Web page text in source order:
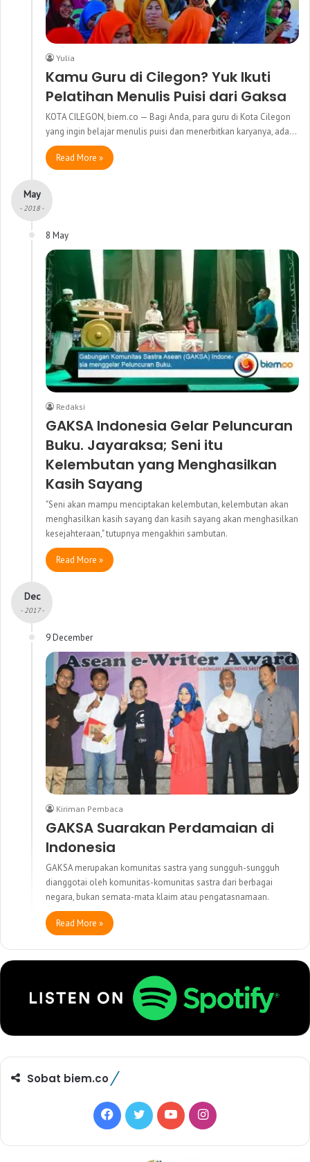
Yulia
Kamu Guru di Cilegon? Yuk Ikuti
Pelatihan Menulis Puisi dari Gaksa
KOTA CILEGON, biem.co — Bagi Anda, para guru di Kota Cilegon
yang ingin belajar menulis puisi dan menerbitkan karyanya, ada…
Read More »
May
- 2018 -
8 May
Redaksi
GAKSA Indonesia Gelar Peluncuran
Buku. Jayaraksa; Seni itu
Kelembutan yang Menghasilkan
Kasih Sayang
"Seni akan mampu menciptakan kelembutan, kelembutan akan
menghasilkan kasih sayang dan kasih sayang akan menghasilkan
kesejahteraan," tutupnya mengakhiri sambutan.
Read More »
Dec
- 2017 -
9 December
Kiriman Pembaca
GAKSA Suarakan Perdamaian di
Indonesia
GAKSA merupakan komunitas sastra yang sungguh-sungguh
dianggotai oleh komunitas-komunitas sastra dari berbagai
negara, bukan semata-mata klaim atau pengatasnamaan.
Read More »
Sobat biem.co
F
a
T
w
Y
o
I
n